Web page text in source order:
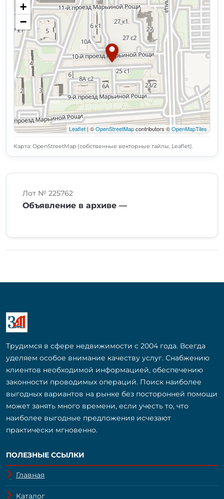
+
−
Leaflet | ©OpenStreetMapcontributors ©OpenMapTiles
Карта: OpenStreetMap (собственные векторные тайлы, Leaflet).
Лот № 225762
Объявление в архиве —
Трудимся в сфере недвижимости с 2004 года. Всегда
уделяем особое внимание качеству услуг. Снабжению
клиентов необходимой информацией, обеспечению
законности проводимых операций. Поиск наиболее
выгодных вариантов на рынке без посторонней помощи
может занять много времени, если учесть то, что
наиболее выгодные предложения исчезают
практически мгновенно.
ПОЛЕЗНЫЕ ССЫЛКИ
Главная
Каталог